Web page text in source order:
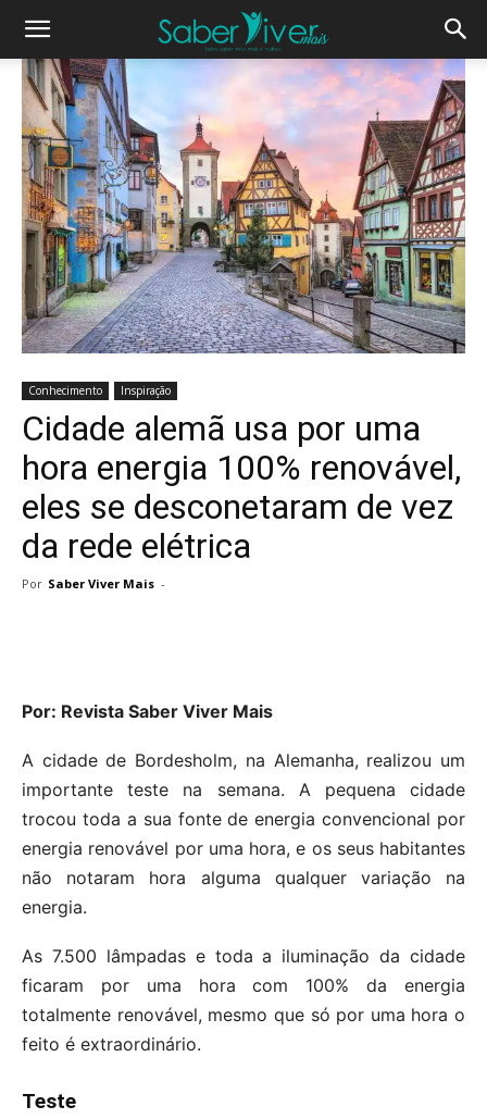
Conhecimento Inspiração
Cidade alemã usa por uma
hora energia 100% renovável,
eles se desconetaram de vez
da rede elétrica
Por Saber Viver Mais -
Por: Revista Saber Viver Mais
A cidade de Bordesholm, na Alemanha, realizou um
importante teste na semana. A pequena cidade
trocou toda a sua fonte de energia convencional por
energia renovável por uma hora, e os seus habitantes
não notaram hora alguma qualquer variação na
energia.
As 7.500 lâmpadas e toda a iluminação da cidade
ficaram por uma hora com 100% da energia
totalmente renovável, mesmo que só por uma hora o
feito é extraordinário.
Teste